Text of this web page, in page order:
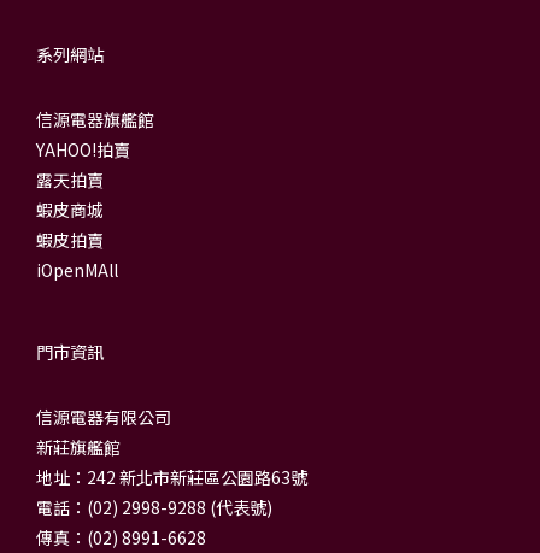
系列網站
信源電器旗艦館
YAHOO!拍賣
露天拍賣
蝦皮商城
蝦皮拍賣
iOpenMAll
門市資訊
信源電器有限公司
新莊旗艦館
地址：242 新北市新莊區公園路63號
電話：(02) 2998-9288 (代表號)
傳真：(02) 8991-6628